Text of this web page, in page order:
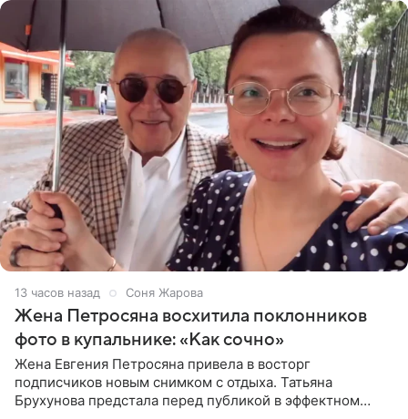
13 часов назад Соня Жарова
Жена Петросяна восхитила поклонников
фото в купальнике: «Как сочно»
Жена Евгения Петросяна привела в восторг
подписчиков новым снимком с отдыха. Татьяна
Брухунова предстала перед публикой в эффектном